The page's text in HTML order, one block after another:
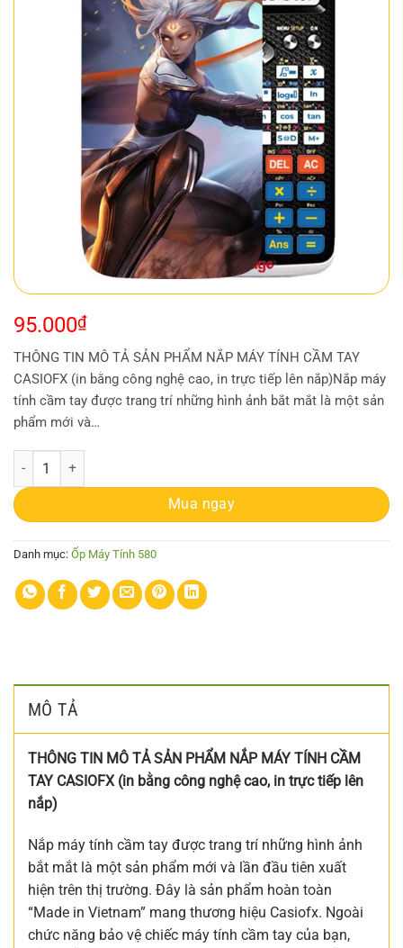
95.000₫
THÔNG TIN MÔ TẢ SẢN PHẨM NẮP MÁY TÍNH CẦM TAY
CASIOFX (in bằng công nghệ cao, in trực tiếp lên nắp)Nắp máy
tính cầm tay được trang trí những hình ảnh bắt mắt là một sản
phẩm mới và…
Ốp máy tính Casio FX 580 VNX game liên quân GLQ-089 số lượng
Mua ngay
Danh mục: Ốp Máy Tính 580
MÔ TẢ
THÔNG TIN MÔ TẢ SẢN PHẨM NẮP MÁY TÍNH CẦM
TAY CASIOFX (in bằng công nghệ cao, in trực tiếp lên
nắp)
Nắp máy tính cầm tay được trang trí những hình ảnh
bắt mắt là một sản phẩm mới và lần đầu tiên xuất
hiện trên thị trường. Đây là sản phẩm hoàn toàn
“Made in Vietnam” mang thương hiệu Casiofx. Ngoài
chức năng bảo vệ chiếc máy tính cầm tay của bạn,